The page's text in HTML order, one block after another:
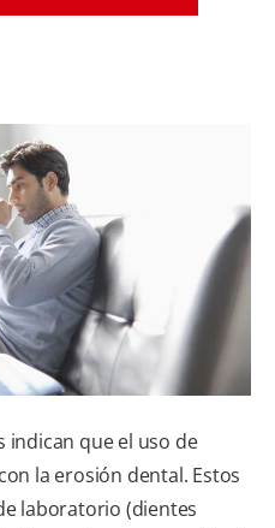
PARA PROFESIONALES
AR (ES)
SUSCRIBITE
indican que el uso de
la erosión dental. Estos
laboratorio (dientes